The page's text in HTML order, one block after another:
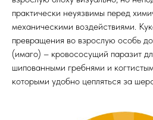
практически неуязвимы перед
механическими воздействиями.
превращения во взрослую особь
(имаго) – кровососущий паразит
шипованными гребнями и
которыми удобно цепляться за